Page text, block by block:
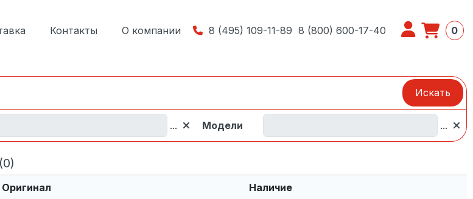
Контакты О компании 8 (495) 109-11-89 8 (800) 600-17-40 0
Искать
... Модели ...
Оригинал Наличие